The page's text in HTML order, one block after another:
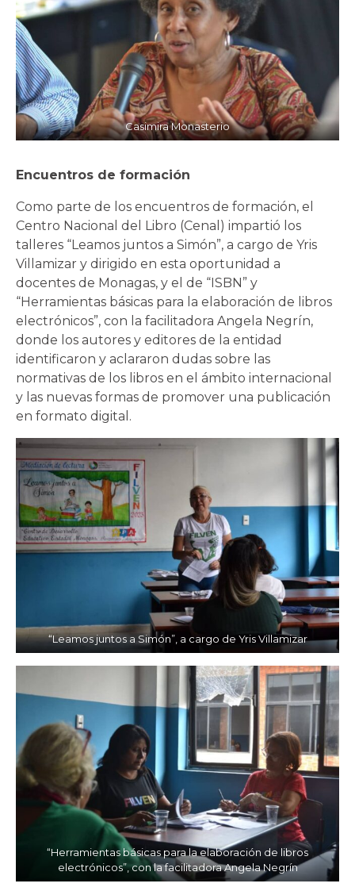
Casimira Monasterio
Encuentros de formación
Como parte de los encuentros de formación, el
Centro Nacional del Libro (Cenal) impartió los
talleres “Leamos juntos a Simón”, a cargo de Yris
Villamizar y dirigido en esta oportunidad a
docentes de Monagas, y el de “ISBN” y
“Herramientas básicas para la elaboración de libros
electrónicos”, con la facilitadora Angela Negrín,
donde los autores y editores de la entidad
identificaron y aclararon dudas sobre las
normativas de los libros en el ámbito internacional
y las nuevas formas de promover una publicación
en formato digital.
“Leamos juntos a Simón”, a cargo de Yris Villamizar
“Herramientas básicas para la elaboración de libros
electrónicos”, con la facilitadora Angela Negrín